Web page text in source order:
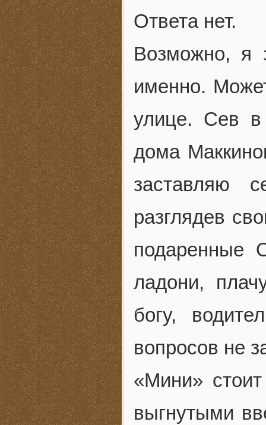
Ответа нет.
Возможно, я
именно.
улице. Сев
дома
заставляю
разглядев
подаренные
ладони,
богу,
вопросов не
«Мини»
выгнутыми